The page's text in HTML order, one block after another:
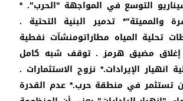
التوسع في المواجهة "الحرب". *
والمميتة"* تدمير البنية التحتية .
تحلية المياه مطاراتومنشآت نفطية
إغلاق مضيق هرمز . توقف شبه كامل
انهيار الإيرادات.* نزوح الاستثمارات .
تستثمر في منطقة حرب.* عدم القدرة